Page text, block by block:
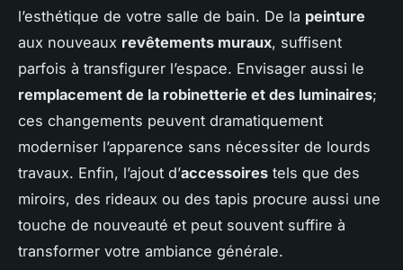
l’esthétique de votre salle de bain. De la peinture
aux nouveaux revêtements muraux, suffisent
parfois à transfigurer l’espace. Envisager aussi le
remplacement de la robinetterie et des luminaires;
ces changements peuvent dramatiquement
moderniser l’apparence sans nécessiter de lourds
travaux. Enfin, l’ajout d’accessoires tels que des
miroirs, des rideaux ou des tapis procure aussi une
touche de nouveauté et peut souvent suffire à
transformer votre ambiance générale.